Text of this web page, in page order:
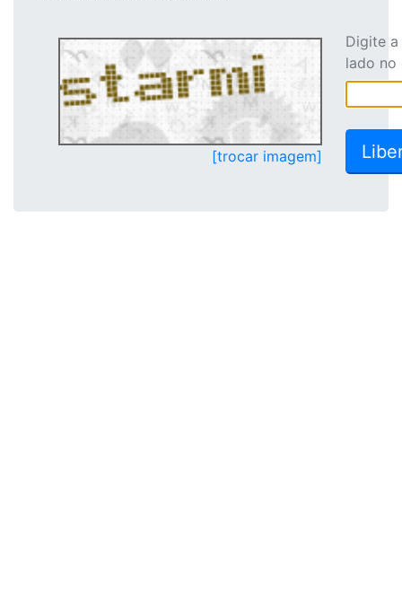
[trocar imagem]
Digite
lado no